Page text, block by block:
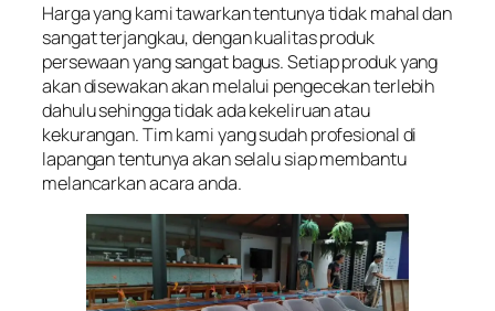
Harga yang kami tawarkan tentunya tidak mahal dan
sangat terjangkau, dengan kualitas produk
persewaan yang sangat bagus. Setiap produk yang
akan disewakan akan melalui pengecekan terlebih
dahulu sehingga tidak ada kekeliruan atau
kekurangan. Tim kami yang sudah profesional di
lapangan tentunya akan selalu siap membantu
melancarkan acara anda.